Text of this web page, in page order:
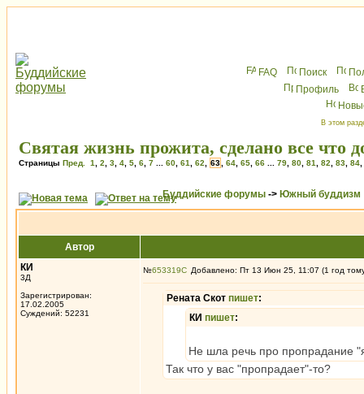
FAQ Поиск
Профиль
В этом
Святая жизнь прожита, сделано все что
Страницы Пред. 1 2 3 4 5 6 7 60 61 62 63 64 65 66 79 80 81 82 83 84
Буддийские форумы -> Южный буддизм
Автор
КИ
3Д
Зарегистрирован:
17.02.2005
Суждений: 52231
№653319 Добавлено: Пт 13 Июн 25, 11:07 (1 год
Рената Скот пишет:
КИ пишет:
Не шла речь про пропрадание
Так что у вас "пропрадает"-то?